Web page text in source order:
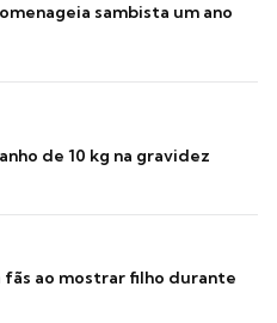
sambista um ano
de 10 kg na gravidez
fãs ao mostrar filho durante